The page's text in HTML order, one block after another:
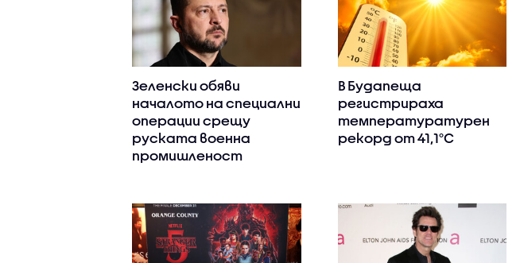
Зеленски обяви
началото на специални
операции срещу
руската военна
промишленост
В Будапеща
регистрираха
температуратурен
рекорд от 41,1°C